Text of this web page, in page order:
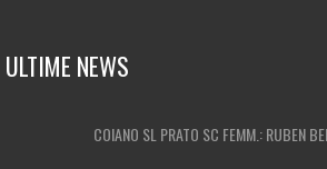
ULTIME NEWS
COIANO SL PRATO SC FEMM.: RUBEN